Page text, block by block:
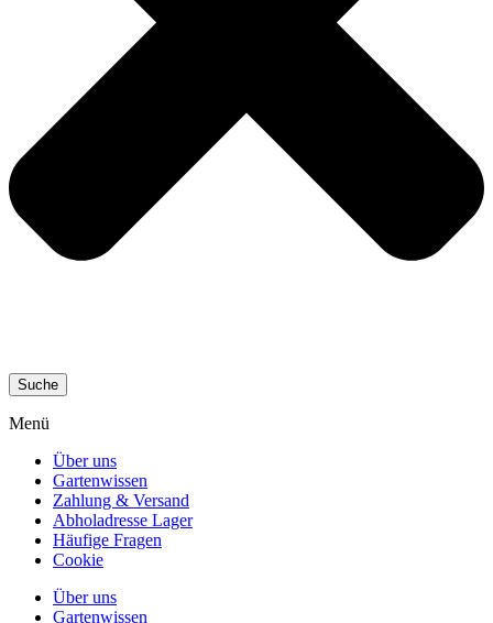
Suche
Menü
Über uns
Gartenwissen
Zahlung & Versand
Abholadresse Lager
Häufige Fragen
Cookie
Über uns
Gartenwissen